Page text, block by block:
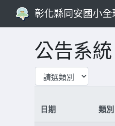
彰化縣同安國小全
公告系統
日期 類別